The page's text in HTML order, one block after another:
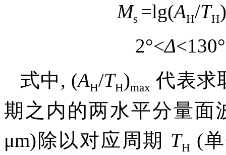
Ms =lg(AH/TH)
2°<Δ
式中, (AH/TH)max 代表求
期之内的两水平分量面
μm)除以对应周期 TH (